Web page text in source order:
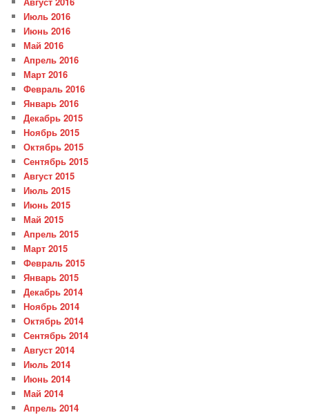
Июль 2016
Июнь 2016
Май 2016
Апрель 2016
Март 2016
Февраль 2016
Январь 2016
Декабрь 2015
Ноябрь 2015
Октябрь 2015
Сентябрь 2015
Август 2015
Июль 2015
Июнь 2015
Май 2015
Апрель 2015
Март 2015
Февраль 2015
Январь 2015
Декабрь 2014
Ноябрь 2014
Октябрь 2014
Сентябрь 2014
Август 2014
Июль 2014
Июнь 2014
Май 2014
Апрель 2014